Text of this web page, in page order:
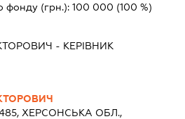
фонду (грн.): 100 000 (100 %)
- КЕРІВНИК
ХЕРСОНСЬКА ОБЛ.,